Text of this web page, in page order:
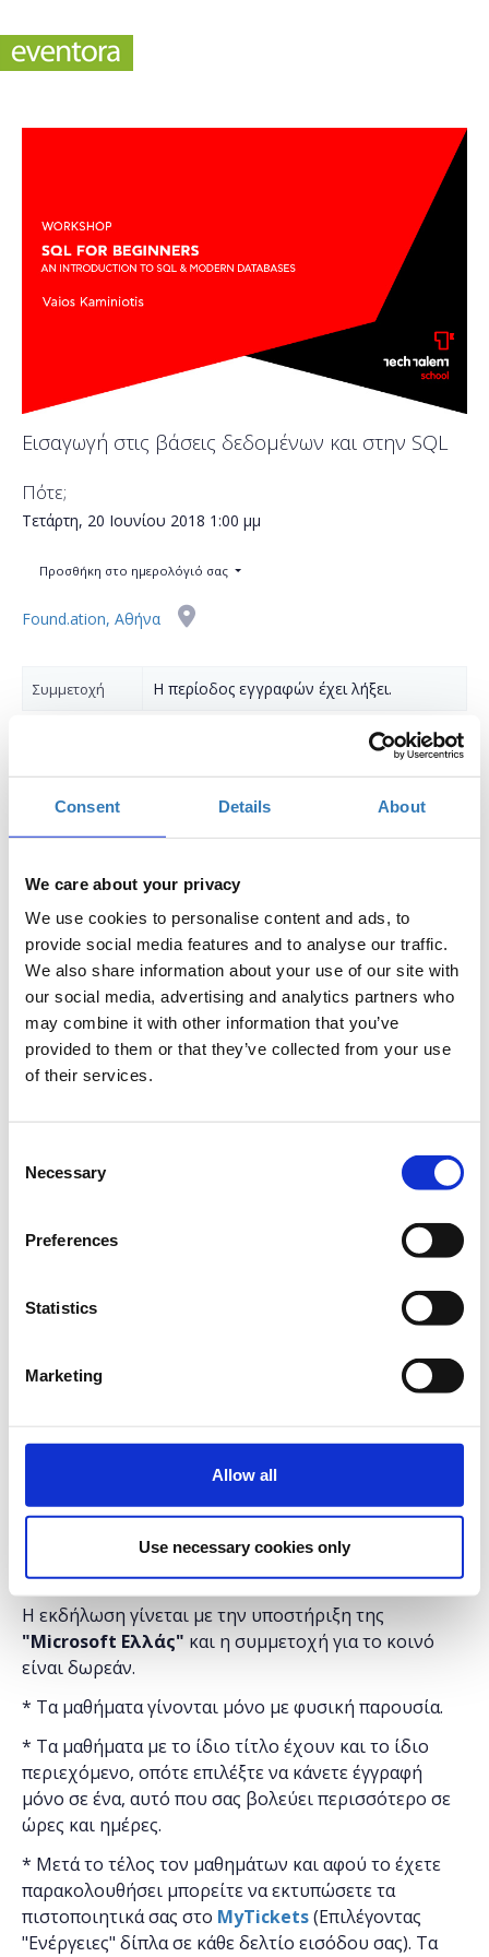
Consent Details About
We care about your privacy
We use cookies to personalise content and ads, to
provide social media features and to analyse our traffic.
We also share information about your use of our site with
our social media, advertising and analytics partners who
may combine it with other information that you’ve
provided to them or that they’ve collected from your use
of their services.
Selection
Necessary
Preferences
Statistics
Marketing
Allow all
Use necessary cookies only
Εισαγωγή στις βάσεις δεδομένων και στην SQL
Πότε;
Τετάρτη, 20 Ιουνίου 2018 1:00 μμ
Προσθήκη στο ημερολόγιό σας
Found.ation, Αθήνα
Συμμετοχή Η περίοδος εγγραφών έχει λήξει.
Τι είναι μία βάση δεδομένων;
Πώς μπορούμε να δημιουργήσουμε μία βάση
δεδομένων;
Πώς μπορούμε να διαχειριστούμε μία βάση
δεδομένων;
Η SQL είναι ουσιαστικά μία γλώσσα , η οποία όπως
θα δούμε και στην συνέχεια μας εξυπηρετεί στην
επίλυση των παραπάνω ζητημάτων.
υπολογιστών και διαδικτύου που ενδιαφέρονται να
δημιουργήσουν ή/και να διαχειριστούν μια βάση
δεδομένων για την προώθηση των επαγγελματικών
Παραδείγματα χρήσης βάσης δεδομένων
Διάρκεια προγράμματος: 2 ώρες.
ΣτοFound.ation
Η εκδήλωση γίνεται με την υποστήριξη της
"Microsoft Ελλάς" και η συμμετοχή για το κοινό
είναι δωρεάν.
* Τα μαθήματα γίνονται μόνο με φυσική παρουσία.
* Τα μαθήματα με το ίδιο τίτλο έχουν και το ίδιο
περιεχόμενο, οπότε επιλέξτε να κάνετε έγγραφή
μόνο σε ένα, αυτό που σας βολεύει περισσότερο σε
ώρες και ημέρες.
* Μετά το τέλος τον μαθημάτων και αφού το έχετε
παρακολουθήσει μπορείτε να εκτυπώσετε τα
πιστοποιητικά ​σας στο MyTickets(Επιλέγοντας
"Ενέργειες" δίπλα σε κάθε δελτίο εισόδου σας). Τα